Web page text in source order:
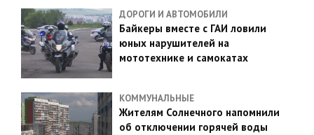
ДОРОГИ И АВТОМОБИЛИ
Байкеры вместе с ГАИ ловили
юных нарушителей на
мототехнике и самокатах
КОММУНАЛЬНЫЕ
Жителям Солнечного напомнили
об отключении горячей воды